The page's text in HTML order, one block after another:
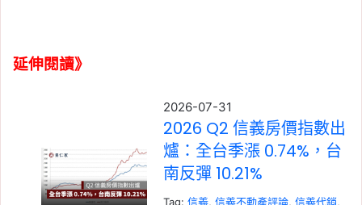
延伸閱讀》
2026-07-31
2026 Q2 信義房價指數出
爐：全台季漲 0.74%，台
南反彈 10.21%
Tag:信義, 信義不動產評論, 信義代銷